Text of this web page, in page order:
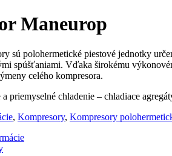
Maneurop
sú polohermetické piestové jednotky
spúšťaniami. Vďaka širokému
celého kompresora.
priemyselné chladenie – chladiace
, Kompresory, Kompresory